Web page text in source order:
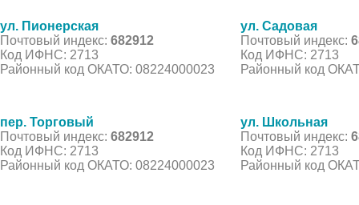
ул. Пионерская
Почтовый индекс: 682912
Код ИФНС: 2713
Районный код ОКАТО: 08224000023
ул. Садовая
Почтовый индекс:
Код ИФНС: 2713
Районный код
пер. Торговый
Почтовый индекс: 682912
Код ИФНС: 2713
Районный код ОКАТО: 08224000023
ул. Школьная
Почтовый индекс:
Код ИФНС: 2713
Районный код